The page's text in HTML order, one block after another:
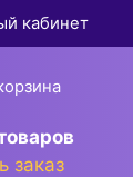
кабинет
заказ